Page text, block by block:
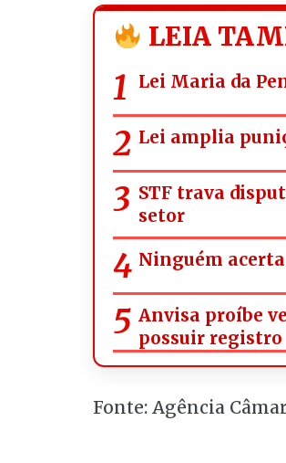
LEIA
Lei Maria da
Lei amplia
STF trava
setor
Ninguém
Anvisa proíbe
possuir registro
Fonte: Agência